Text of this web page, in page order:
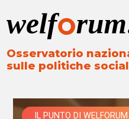
Osservatorio
sulle politiche
IL PUNTO DI WELFORUM